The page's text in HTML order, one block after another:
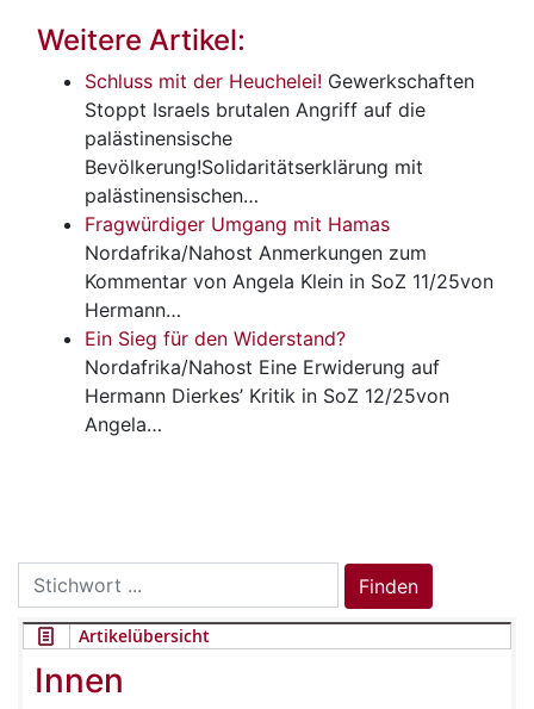
Weitere Artikel:
Schluss mit der Heuchelei! Gewerkschaften
Stoppt Israels brutalen Angriff auf die
palästinensische
Bevölkerung!Solidaritätserklärung mit
palästinensischen…
Fragwürdiger Umgang mit Hamas
Nordafrika/Nahost Anmerkungen zum
Kommentar von Angela Klein in SoZ 11/25von
Hermann…
Ein Sieg für den Widerstand?
Nordafrika/Nahost Eine Erwiderung auf
Hermann Dierkes’ Kritik in SoZ 12/25von
Angela…
Search
for:
Finden
Artikelübersicht
Innen